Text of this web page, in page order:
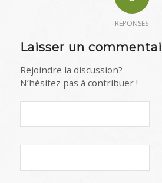
RÉPONSES
Laisser un
Rejoindre la discussion?
N’hésitez pas à contribuer !